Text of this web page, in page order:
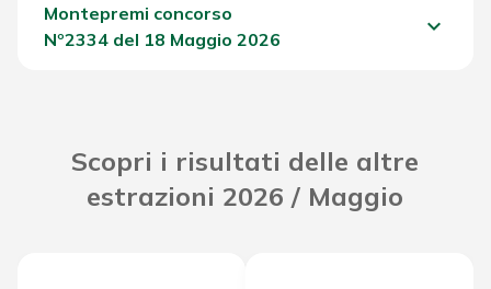
Montepremi concorso
Nº2334 del 18 Maggio 2026
keyboard_arrow_down
Scopri i risultati delle altre
estrazioni 2026 / Maggio